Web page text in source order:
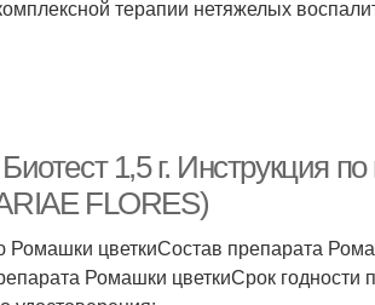
терапии нетяжелых
1,5 г. Инструкция
FLORES)
цветкиСостав препарата
Ромашки цветкиСрок годности